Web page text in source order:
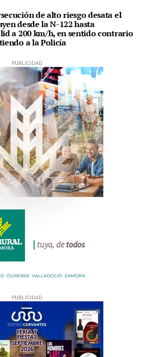
de alto riesgo desata el
desde la N-122 hasta
a 200 km/h, en sentido contrario
a la Policía